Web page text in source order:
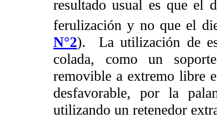
resultado usual es que el
ferulización y no que el
N°2).
La utilización de
colada, como un
removible a extremo libre
desfavorable, por la
utilizando un retenedor